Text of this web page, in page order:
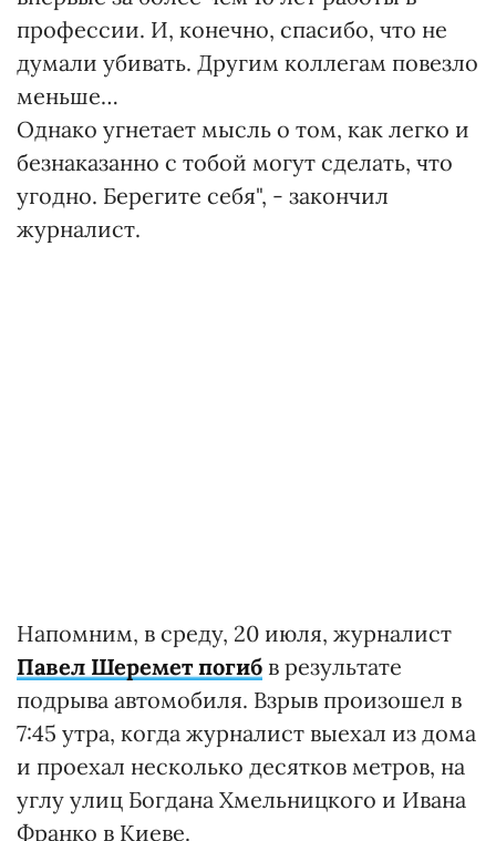
профессии. И, конечно, спасибо, что не
думали убивать. Другим коллегам повезло
меньше…
Однако угнетает мысль о том, как легко и
безнаказанно с тобой могут сделать, что
угодно. Берегите себя", - закончил
журналист.
Напомним, в среду, 20 июля, журналист
Павел Шеремет погиб в результате
подрыва автомобиля. Взрыв произошел в
7:45 утра, когда журналист выехал из дома
и проехал несколько десятков метров, на
углу улиц Богдана Хмельницкого и Ивана
Франко в Киеве.